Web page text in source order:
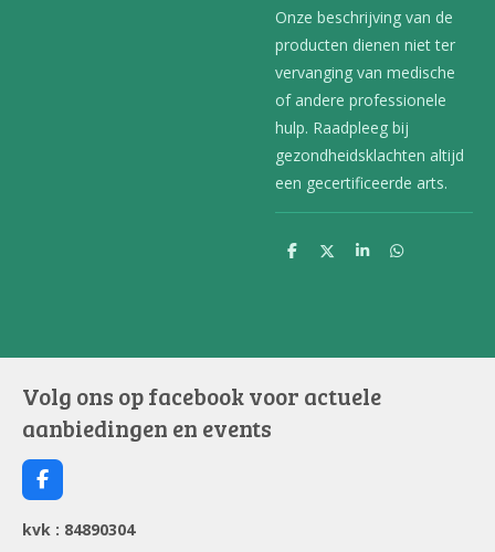
Onze beschrijving van de
producten dienen niet ter
vervanging van medische
of andere professionele
hulp. Raadpleeg bij
gezondheidsklachten altijd
een gecertificeerde arts.
D
D
S
D
Volg ons op facebook voor actuele
aanbiedingen en events
F
a
c
e
kvk : 84890304